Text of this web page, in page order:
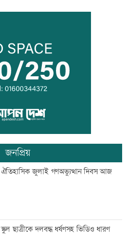
বিএনপি গণমাধ্যমের স্বাধীনতায় বিশ্বাস করে:
প্রতিমন্ত্রী টুকু
তিস্তা মহাপরিকল্পনার কাজ শিগগিরই শুরু
হচ্ছে: প্রতিমন্ত্রী ফরহাদ
অতিরিক্ত মদপানে এক ব্যক্তির মৃত্যু
ইবির গবেষণাপত্র প্রত্যাহারের ঘটনায় তদন্ত
কমিটি
জনপ্রিয়
ঐতিহাসিক জুলাই গণঅভ্যুত্থান দিবস আজ
স্কুল ছাত্রীকে দলবদ্ধ ধর্ষণসহ ভিডিও ধারণ